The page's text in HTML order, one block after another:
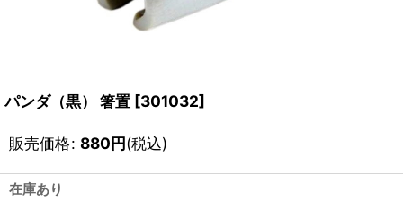
パンダ（黒） 箸置 [301032]
販売価格: 880円(税込)
在庫あり